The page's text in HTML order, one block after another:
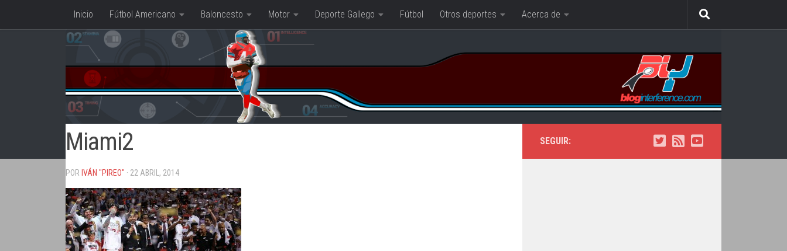
Saltar al contenido
Inicio Fútbol Americano Baloncesto Motor Deporte Gallego Fútbol Otros deportes Acerca de
Miami2
POR IVÁN "PIREO" · 22 ABRIL, 2014
SEGUIR: